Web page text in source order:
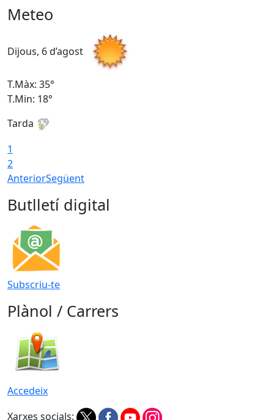
Meteo
Dijous, 6 d’agost
T.Màx: 35°
T.Min: 18°
Tarda
1
2
AnteriorSegüent
Butlletí digital
Subscriu-te
Plànol / Carrers
Accedeix
Xarxes socials: